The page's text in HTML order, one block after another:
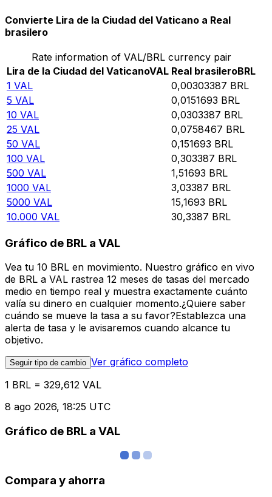
Convierte Lira de la Ciudad del Vaticano a Real
brasilero
Rate information of VAL/BRL currency pair
Lira de la Ciudad del VaticanoVAL Real brasileroBRL
1 VAL 0,00303387 BRL
5 VAL 0,0151693 BRL
10 VAL 0,0303387 BRL
25 VAL 0,0758467 BRL
50 VAL 0,151693 BRL
100 VAL 0,303387 BRL
500 VAL 1,51693 BRL
1000 VAL 3,03387 BRL
5000 VAL 15,1693 BRL
10.000 VAL 30,3387 BRL
Gráfico de BRL a VAL
Vea tu 10 BRL en movimiento. Nuestro gráfico en vivo
de BRL a VAL rastrea 12 meses de tasas del mercado
medio en tiempo real y muestra exactamente cuánto
valía su dinero en cualquier momento.¿Quiere saber
cuándo se mueve la tasa a su favor?Establezca una
alerta de tasa y le avisaremos cuando alcance tu
objetivo.
Seguir tipo de cambio Ver gráfico completo
1 BRL = 329,612 VAL
8 ago 2026, 18:25 UTC
Gráfico de BRL a VAL
Compara y ahorra